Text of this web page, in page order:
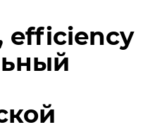
efficiency